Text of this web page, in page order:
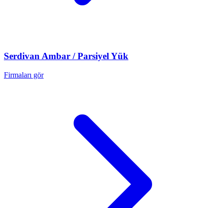
SerdivanAmbar / Parsiyel Yük
Firmaları gör